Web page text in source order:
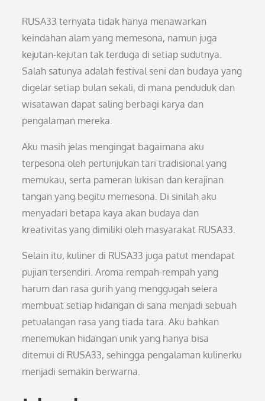
RUSA33 ternyata tidak hanya menawarkan
keindahan alam yang memesona, namun juga
kejutan-kejutan tak terduga di setiap sudutnya.
Salah satunya adalah festival seni dan budaya yang
digelar setiap bulan sekali, di mana penduduk dan
wisatawan dapat saling berbagi karya dan
pengalaman mereka.
Aku masih jelas mengingat bagaimana aku
terpesona oleh pertunjukan tari tradisional yang
memukau, serta pameran lukisan dan kerajinan
tangan yang begitu memesona. Di sinilah aku
menyadari betapa kaya akan budaya dan
kreativitas yang dimiliki oleh masyarakat RUSA33.
Selain itu, kuliner di RUSA33 juga patut mendapat
pujian tersendiri. Aroma rempah-rempah yang
harum dan rasa gurih yang menggugah selera
membuat setiap hidangan di sana menjadi sebuah
petualangan rasa yang tiada tara. Aku bahkan
menemukan hidangan unik yang hanya bisa
ditemui di RUSA33, sehingga pengalaman kulinerku
menjadi semakin berwarna.